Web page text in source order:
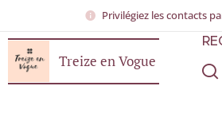
Privilégiez les contacts
Treize en Vogue